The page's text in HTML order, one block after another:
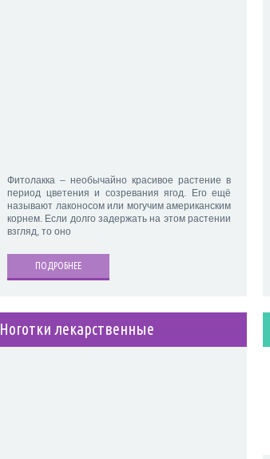
Фитолакка – необычайно красивое растение в
период цветения и созревания ягод. Его ещё
называют лаконосом или могучим американским
корнем. Если долго задержать на этом растении
взгляд, то оно
ПОДРОБНЕЕ
Ноготки лекарственные